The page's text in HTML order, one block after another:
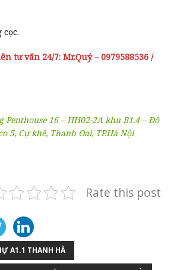
cọc.
tư vấn 24/7: Mr.Quý – 0979588536 /
Penthouse 16 – HH02-2A khu B1.4 – Đô
5, Cự khê, Thanh Oai, TP.Hà Nội
Rate this post
A1.1 THANH HÀ